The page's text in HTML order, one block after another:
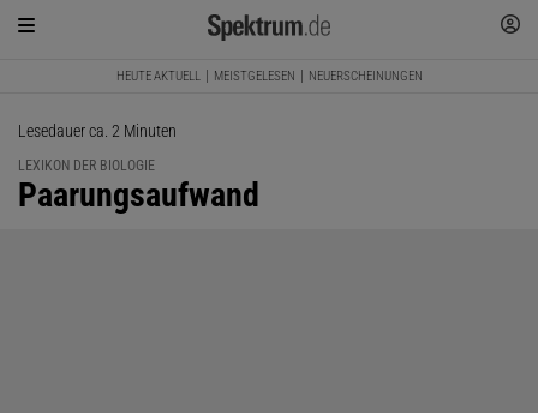
HEUTE AKTUELL MEISTGELESEN NEUERSCHEINUNGEN
Lesedauer ca. 2 Minuten
LEXIKON DER BIOLOGIE
:
Paarungsaufwand